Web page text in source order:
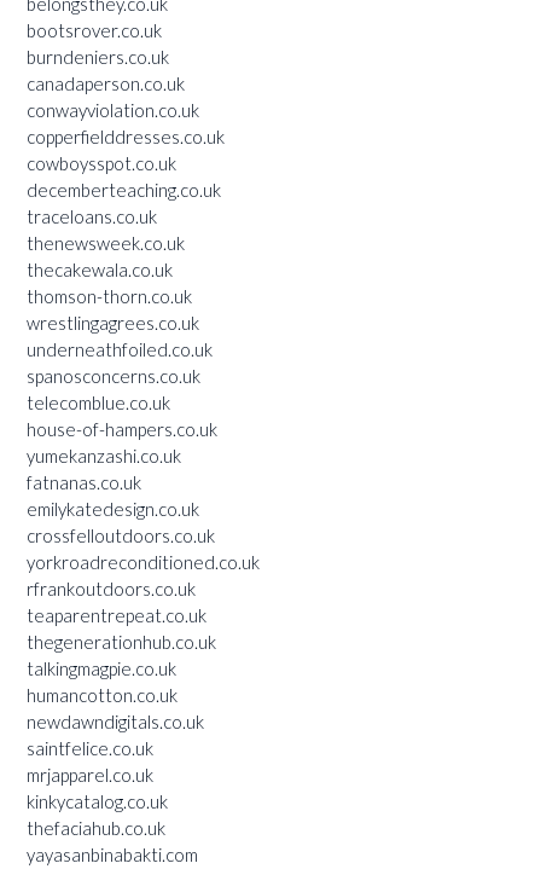
bootsrover.co.uk
burndeniers.co.uk
canadaperson.co.uk
conwayviolation.co.uk
copperfielddresses.co.uk
cowboysspot.co.uk
decemberteaching.co.uk
traceloans.co.uk
thenewsweek.co.uk
thecakewala.co.uk
thomson-thorn.co.uk
wrestlingagrees.co.uk
underneathfoiled.co.uk
spanosconcerns.co.uk
telecomblue.co.uk
house-of-hampers.co.uk
yumekanzashi.co.uk
fatnanas.co.uk
emilykatedesign.co.uk
crossfelloutdoors.co.uk
yorkroadreconditioned.co.uk
rfrankoutdoors.co.uk
teaparentrepeat.co.uk
thegenerationhub.co.uk
talkingmagpie.co.uk
humancotton.co.uk
newdawndigitals.co.uk
saintfelice.co.uk
mrjapparel.co.uk
kinkycatalog.co.uk
thefaciahub.co.uk
yayasanbinabakti.com